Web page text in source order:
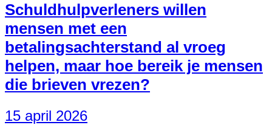
Schuldhulpverleners willen
mensen met een
betalingsachterstand al vroeg
helpen, maar hoe bereik je mensen
die brieven vrezen?
15 april 2026